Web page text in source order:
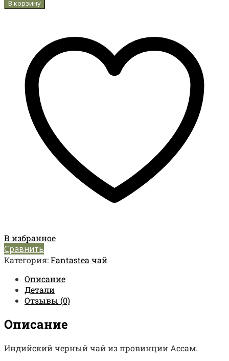
В корзину
В избранное
Сравнить
Категория:Fantastea чай
Описание
Детали
Отзывы (0)
Описание
Индийский черный чай из провинции Ассам.